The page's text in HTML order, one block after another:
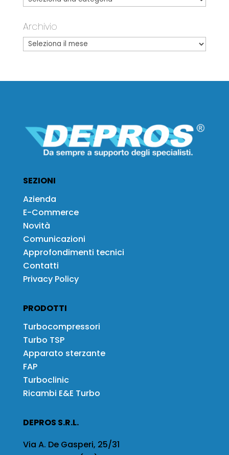
Archivio
SEZIONI
Azienda
E-Commerce
Novità
Comunicazioni
Approfondimenti tecnici
Contatti
Privacy Policy
PRODOTTI
Turbocompressori
Turbo TSP
Apparato sterzante
FAP
Turboclinic
Ricambi E&E Turbo
DEPROS S.R.L.
Via A. De Gasperi, 25/31